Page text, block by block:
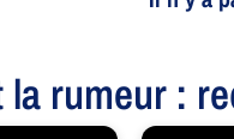
rumeur :